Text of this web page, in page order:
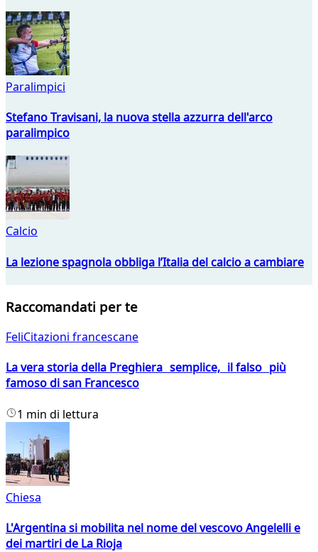
Paralimpici
Stefano Travisani, la nuova stella azzurra dell'arco
paralimpico
Calcio
La lezione spagnola obbliga l’Italia del calcio a cambiare
Raccomandati per te
FeliCitazioni francescane
La vera storia della Preghiera semplice, il falso più
famoso di san Francesco
1 min di lettura
Chiesa
L'Argentina si mobilita nel nome del vescovo Angelelli e
dei martiri de La Rioja